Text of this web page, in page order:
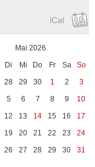
iCal
Mai 2026
Di Mi Do Fr Sa
So
28 29 30 1 2
3
5 6 7 8 9
10
12 13 14 15 16
17
19 20 21 22 23
24
26 27 28 29 30 31